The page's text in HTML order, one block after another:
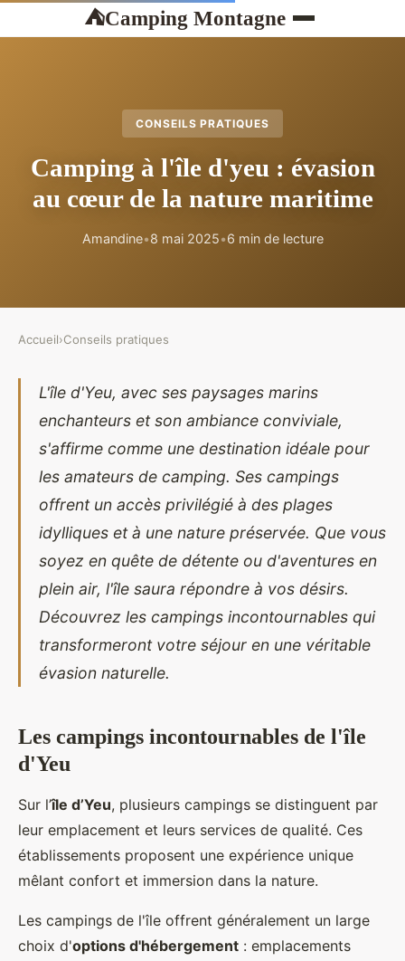
⛺Camping Montagne
CONSEILS PRATIQUES
Camping à l'île d'yeu : évasion
au cœur de la nature maritime
Amandine•8 mai 2025•6 min de lecture
Accueil›Conseils pratiques
L'île d'Yeu, avec ses paysages marins
enchanteurs et son ambiance conviviale,
s'affirme comme une destination idéale pour
les amateurs de camping. Ses campings
offrent un accès privilégié à des plages
idylliques et à une nature préservée. Que vous
soyez en quête de détente ou d'aventures en
plein air, l'île saura répondre à vos désirs.
Découvrez les campings incontournables qui
transformeront votre séjour en une véritable
évasion naturelle.
Les campings incontournables de l'île
d'Yeu
Sur l’île d’Yeu, plusieurs campings se distinguent par
leur emplacement et leurs services de qualité. Ces
établissements proposent une expérience unique
mêlant confort et immersion dans la nature.
Les campings de l'île offrent généralement un large
choix d'options d'hébergement : emplacements